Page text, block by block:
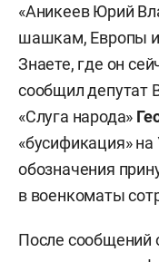
«Аникеев Юрий
шашкам, Европы
Знаете, где он
сообщил депутат
«Слуга народа»
«бусификация» на
обозначения
в военкоматы
После сообщений